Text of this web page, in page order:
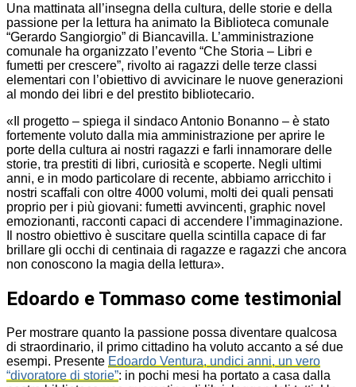
Una mattinata all’insegna della cultura, delle storie e della
passione per la lettura ha animato la Biblioteca comunale
“Gerardo Sangiorgio” di Biancavilla. L’amministrazione
comunale ha organizzato l’evento “Che Storia – Libri e
fumetti per crescere”, rivolto ai ragazzi delle terze classi
elementari con l’obiettivo di avvicinare le nuove generazioni
al mondo dei libri e del prestito bibliotecario.
«Il progetto – spiega il sindaco Antonio Bonanno – è stato
fortemente voluto dalla mia amministrazione per aprire le
porte della cultura ai nostri ragazzi e farli innamorare delle
storie, tra prestiti di libri, curiosità e scoperte. Negli ultimi
anni, e in modo particolare di recente, abbiamo arricchito i
nostri scaffali con oltre 4000 volumi, molti dei quali pensati
proprio per i più giovani: fumetti avvincenti, graphic novel
emozionanti, racconti capaci di accendere l’immaginazione.
Il nostro obiettivo è suscitare quella scintilla capace di far
brillare gli occhi di centinaia di ragazze e ragazzi che ancora
non conoscono la magia della lettura».
Edoardo e Tommaso come testimonial
Per mostrare quanto la passione possa diventare qualcosa
di straordinario, il primo cittadino ha voluto accanto a sé due
esempi. Presente Edoardo Ventura, undici anni, un vero
“divoratore di storie”: in pochi mesi ha portato a casa dalla